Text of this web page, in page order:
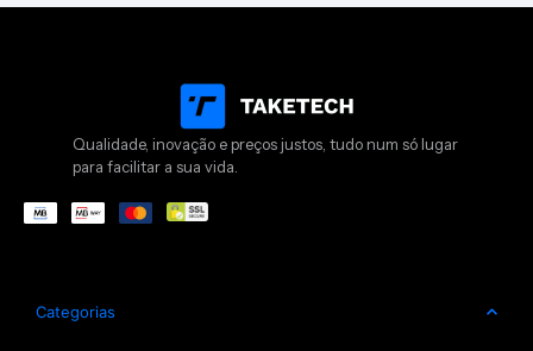
Qualidade, inovação e preços justos, tudo num só lugar
para facilitar a sua vida.
Categorias